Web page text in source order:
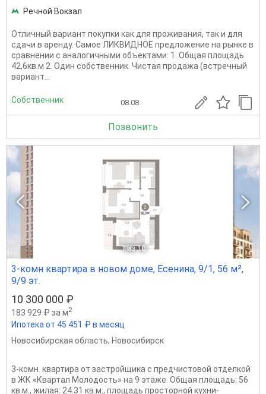
Речной Вокзал
Отличный вариант покупки как для проживания, так и для
сдачи в аренду. Самое ЛИКВИДНОЕ предложение на рынке в
сравнении с аналогичными объектами: 1. Общая площадь
42,6кв.м 2. Один собственник. Чистая продажа (встречный
вариант...
Собственник 08.08
Позвонить
1 из 10
3-комн квартира в новом доме, Есенина, 9/1, 56 м²,
9/9 эт.
10 300 000 ₽
183 929 ₽ за м2
Ипотека от 45 451 ₽ в месяц
Новосибирская область, Новосибирск
3-комн. квартира от застройщика с предчистовой отделкой
в ЖК «Квартал Молодость» на 9 этаже. Общая площадь: 56
кв.м., жилая: 24.31 кв.м., площадь просторной кухни-